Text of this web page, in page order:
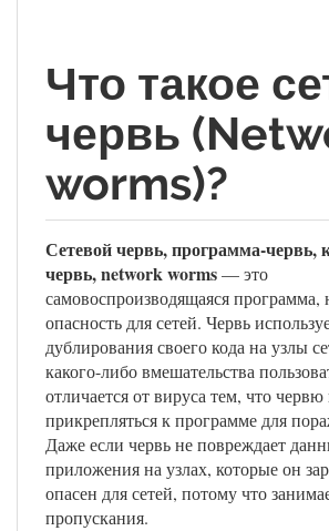
Что такое
червь
worms)?
Сетевой червь, программа-
червь, network worms— это
самовоспроизводящаяся программа,
опасность для сетей. Червь
дублирования своего кода на узлы
какого-либо вмешательства
отличается от вируса тем, что
прикрепляться к программе для
Даже если червь не повреждает
приложения на узлах, которые он
опасен для сетей, потому что
пропускания.